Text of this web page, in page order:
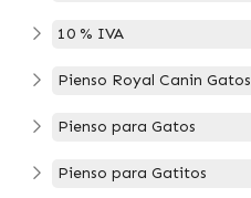
10 % IVA
Pienso Royal Canin Gatos
Pienso para Gatos
Pienso para Gatitos